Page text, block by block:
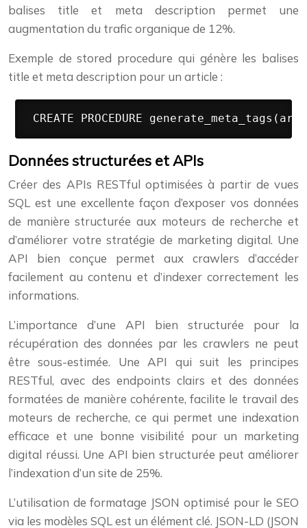
balises title et meta description permet une
augmentation du trafic organique de 12%.
Exemple de stored procedure qui génère les balises
title et meta description pour un article :
CREATE PROCEDURE
Données structurées et APIs
Créer des APIs RESTful optimisées à partir de vues
SQL est une excellente façon d’exposer vos données
de manière structurée aux moteurs de recherche et
d’améliorer votre stratégie de marketing digital. Une
API bien conçue permet aux crawlers d’accéder
facilement au contenu et d’indexer correctement les
informations.
L’importance d’une API bien structurée pour la
récupération des données par les crawlers ne peut
être sous-estimée. Une API qui suit les principes
RESTful, avec des endpoints clairs et des données
formatées de manière cohérente, facilite le travail des
moteurs de recherche, ce qui permet une indexation
efficace et une bonne visibilité pour un marketing
digital réussi. Une API bien structurée peut améliorer
l’indexation d’un site de 25%.
L’utilisation de formatage JSON optimisé pour le SEO
via les modèles SQL est un élément clé. JSON-LD (JSON